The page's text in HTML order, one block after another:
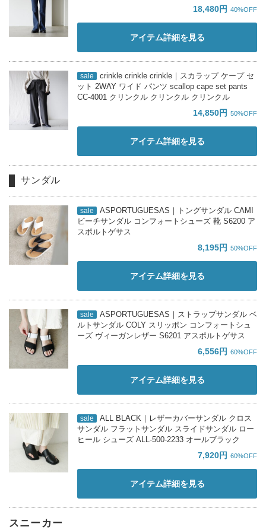
18,480円 40%OFF
アイテム詳細を見る
sale
crinkle crinkle crinkle｜スカラップ ケープ セ
ット 2WAY ワイド パンツ scallop cape set pants
CC-4001 クリンクル クリンクル クリンクル
14,850円 50%OFF
アイテム詳細を見る
サンダル
sale
ASPORTUGUESAS｜トングサンダル CAMI
ビーチサンダル コンフォートシューズ 靴 S6200 ア
スポルトゲサス
8,195円 50%OFF
アイテム詳細を見る
sale
ASPORTUGUESAS｜ストラップサンダル ベ
ルトサンダル COLY スリッポン コンフォートシュ
ーズ ヴィーガンレザー S6201 アスポルトゲサス
6,556円 60%OFF
アイテム詳細を見る
sale
ALL BLACK｜レザーカバーサンダル クロス
サンダル フラットサンダル スライドサンダル ロー
ヒール シューズ ALL-500-2233 オールブラック
7,920円 60%OFF
アイテム詳細を見る
スニーカー